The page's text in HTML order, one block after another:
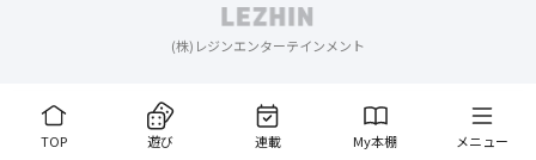
TOP 遊び 連載 My本棚 メニュー
(株)レジンエンターテインメント